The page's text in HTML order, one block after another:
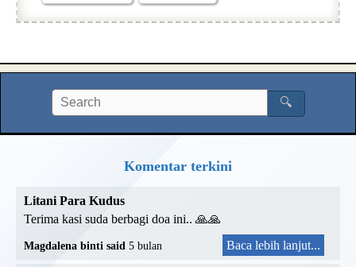
🔍
Komentar terkini
Litani Para Kudus
Terima kasi suda berbagi doa ini.. 🙏🙏
Magdalena binti said 5 bulan Baca lebih lanjut...